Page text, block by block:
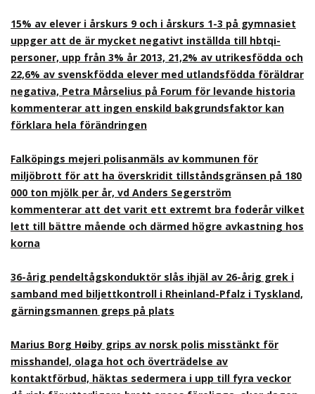
15% av elever i årskurs 9 och i årskurs 1-3 på gymnasiet
uppger att de är mycket negativt inställda till hbtqi-
personer, upp från 3% år 2013, 21,2% av utrikesfödda och
22,6% av svenskfödda elever med utlandsfödda föräldrar
negativa, Petra Mårselius på Forum för levande historia
kommenterar att ingen enskild bakgrundsfaktor kan
förklara hela förändringen
Falköpings mejeri polisanmäls av kommunen för
miljöbrott för att ha överskridit tillståndsgränsen på 180
000 ton mjölk per år, vd Anders Segerström
kommenterar att det varit ett extremt bra foderår vilket
lett till bättre mående och därmed högre avkastning hos
korna
36-årig pendeltågskonduktör slås ihjäl av 26-årig grek i
samband med biljettkontroll i Rheinland-Pfalz i Tyskland,
gärningsmannen greps på plats
Marius Borg Høiby grips av norsk polis misstänkt för
misshandel, olaga hot och överträdelse av
kontaktförbud, häktas sedermera i upp till fyra veckor